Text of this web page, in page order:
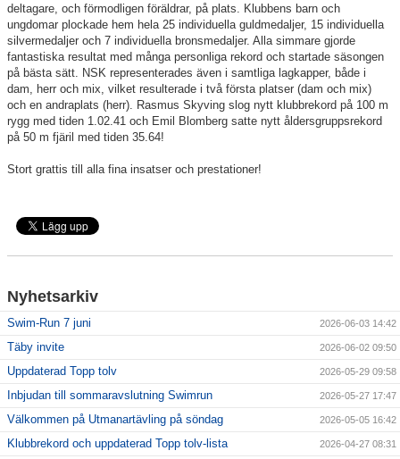
deltagare, och förmodligen föräldrar, på plats. Klubbens barn och
ungdomar plockade hem hela 25 individuella guldmedaljer, 15 individuella
silvermedaljer och 7 individuella bronsmedaljer. Alla simmare gjorde
fantastiska resultat med många personliga rekord och startade säsongen
på bästa sätt. NSK representerades även i samtliga lagkapper, både i
dam, herr och mix, vilket resulterade i två första platser (dam och mix)
och en andraplats (herr). Rasmus Skyving slog nytt klubbrekord på 100 m
rygg med tiden 1.02.41 och Emil Blomberg satte nytt åldersgruppsrekord
på 50 m fjäril med tiden 35.64!
Stort grattis till alla fina insatser och prestationer!
Nyhetsarkiv
Swim-Run 7 juni 2026-06-03 14:42
Täby invite 2026-06-02 09:50
Uppdaterad Topp tolv 2026-05-29 09:58
Inbjudan till sommaravslutning Swimrun 2026-05-27 17:47
Välkommen på Utmanartävling på söndag 2026-05-05 16:42
Klubbrekord och uppdaterad Topp tolv-lista 2026-04-27 08:31